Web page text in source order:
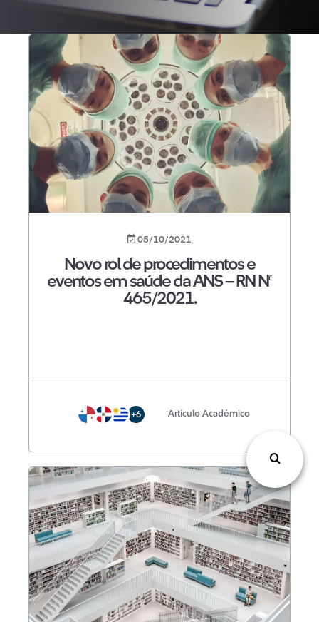
05/10/2021
Novo rol de procedimentos e
eventos em saúde da ANS – RN Nº
465/2021.
+6 Artículo Académico